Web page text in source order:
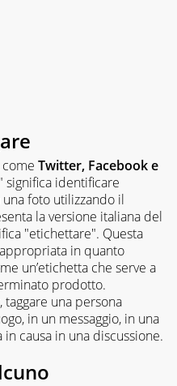
Twitter, Facebook e
significa identificare
foto utilizzando il
la versione italiana del
"etichettare". Questa
in quanto
un’etichetta che serve a
prodotto.
una persona
in un messaggio, in una
causa in una discussione.